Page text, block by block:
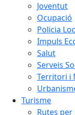
Joventut
Ocupació
Policia
Impuls
Salut
Serveis
Territori i
Turisme
Rutes